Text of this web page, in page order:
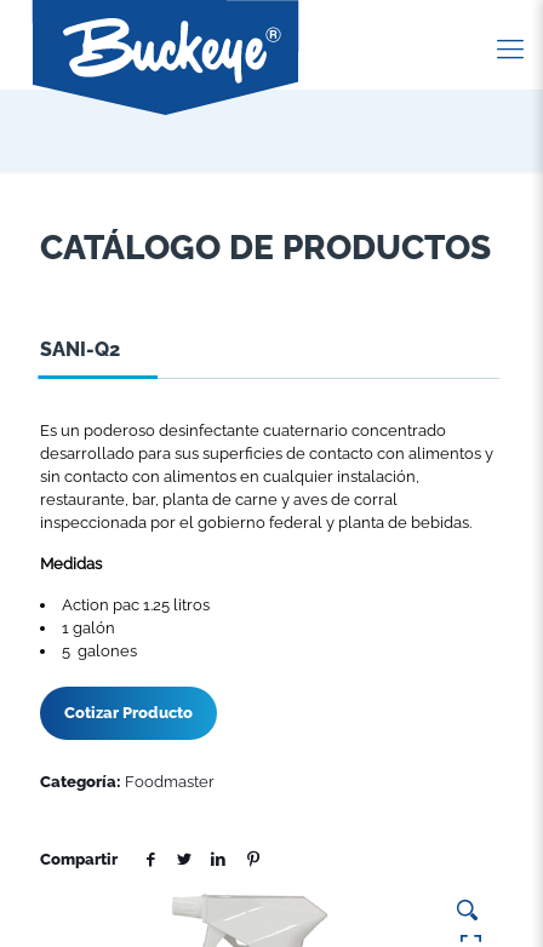
CATÁLOGO DE PRODUCTOS
SANI-Q2
Es un poderoso desinfectante cuaternario concentrado
desarrollado para sus superficies de contacto con alimentos y
sin contacto con alimentos en cualquier instalación,
restaurante, bar, planta de carne y aves de corral
inspeccionada por el gobierno federal y planta de bebidas.
Medidas
Action pac 1.25 litros
1 galón
5 galones
Cotizar Producto
Categoría: Foodmaster
Compartir